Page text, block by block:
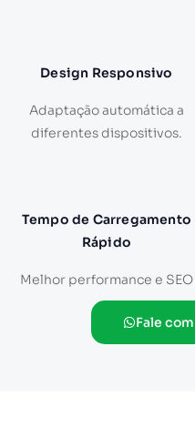
Design Responsivo
Adaptação automática a
diferentes dispositivos.
Tempo de Carregamento
Rápido
Melhor performance e SEO
Fale